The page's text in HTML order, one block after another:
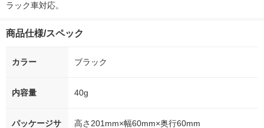
ラック車対応。
商品仕様/スペック
カラー ブラック
内容量 40g
パッケージサ 高さ201mm×幅60mm×奥行60mm